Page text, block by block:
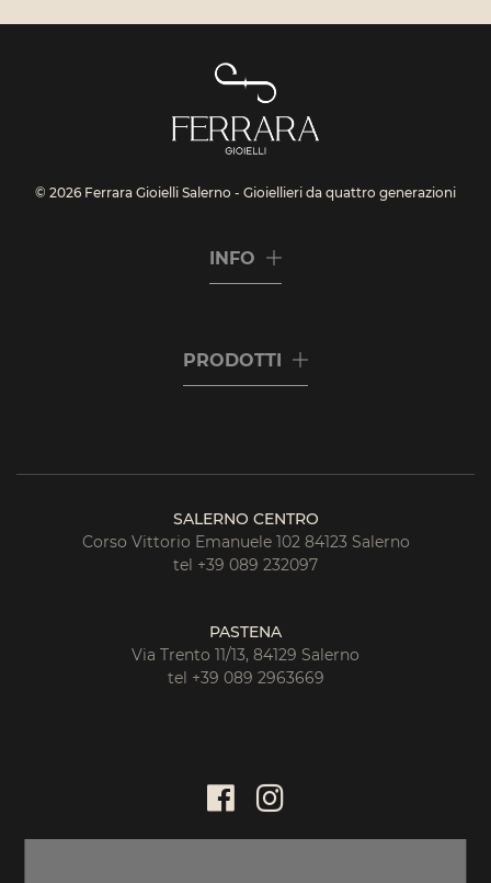
© 2026 Ferrara Gioielli Salerno - Gioiellieri da quattro generazioni
INFO
PRODOTTI
SALERNO CENTRO
Corso Vittorio Emanuele 102 84123 Salerno
tel +39 089 232097
PASTENA
Via Trento 11/13, 84129 Salerno
tel +39 089 2963669